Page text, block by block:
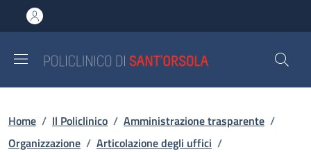
al contenuto principale
to footer content
Briciole di pane
Home / Il Policlinico / Amministrazione trasparente /
Organizzazione / Articolazione degli uffici /